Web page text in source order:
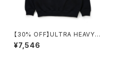
【30% OFF】ULTRA HEAVY /
CLASSIC SWEAT
¥7,546